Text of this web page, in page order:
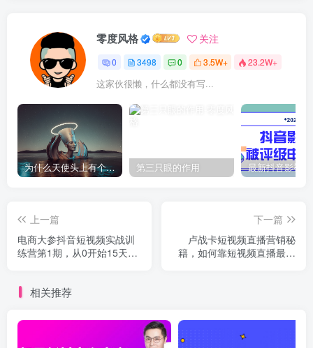
零度风格 关注
0 3498 0 3.5W+ 23.2W+
这家伙很懒，什么都没有写...
为什么天使头上有个圈？ 第三只眼的作用
上一篇
电商大参抖音短视频实战训
练营第1期，从0开始15天老
下一篇
卢战卡短视频直播营销秘
籍，如何靠短视频直播最大
相关推荐